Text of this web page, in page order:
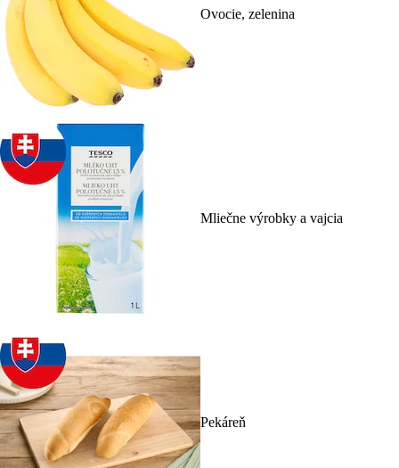
Ovocie, zelenina
Mliečne výrobky a vajcia
Pekáreň